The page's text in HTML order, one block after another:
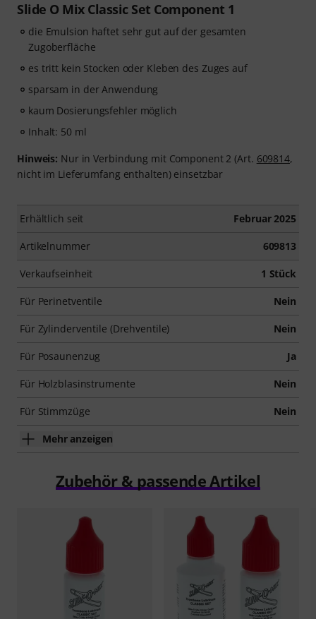
Slide O Mix Classic Set Component 1
die Emulsion haftet sehr gut auf der gesamten
Zugoberfläche
es tritt kein Stocken oder Kleben des Zuges auf
sparsam in der Anwendung
kaum Dosierungsfehler möglich
Inhalt: 50 ml
Hinweis: Nur in Verbindung mit Component 2 (Art. 609814,
nicht im Lieferumfang enthalten) einsetzbar
Erhältlich seit Februar 2025
Artikelnummer 609813
Verkaufseinheit 1 Stück
Für Perinetventile Nein
Für Zylinderventile (Drehventile) Nein
Für Posaunenzug Ja
Für Holzblasinstrumente Nein
Für Stimmzüge Nein
Mehr anzeigen
Zubehör & passende Artikel